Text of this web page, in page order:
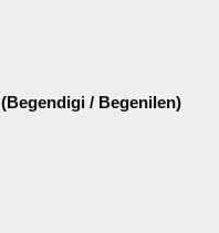
(Begendigi / Begenilen)